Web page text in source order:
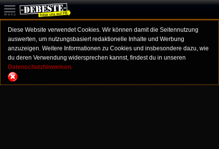
Diese Website verwendet Cookies. Wir können damit die Seitennutzung
auswerten, um nutzungsbasiert redaktionelle Inhalte und Werbung
anzuzeigen. Weitere Informationen zu Cookies und insbesondere dazu, wie
du deren Verwendung widersprechen kannst, findest du in unseren
Datenschutzhinweisen.